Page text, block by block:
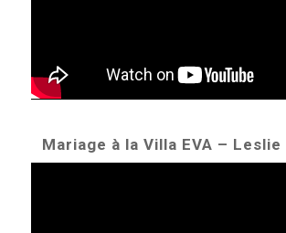
Mariage à la Villa EVA –